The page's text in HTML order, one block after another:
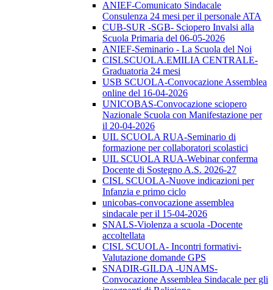
ANIEF-Comunicato Sindacale
Consulenza 24 mesi per il personale ATA
CUB-SUR -SGB- Sciopero Invalsi alla
Scuola Primaria del 06-05-2026
ANIEF-Seminario - La Scuola del Noi
CISLSCUOLA.EMILIA CENTRALE-
Graduatoria 24 mesi
USB SCUOLA-Convocazione Assemblea
online del 16-04-2026
UNICOBAS-Convocazione sciopero
Nazionale Scuola con Manifestazione per
il 20-04-2026
UIL SCUOLA RUA-Seminario di
formazione per collaboratori scolastici
UIL SCUOLA RUA-Webinar conferma
Docente di Sostegno A.S. 2026-27
CISL SCUOLA-Nuove indicazioni per
Infanzia e primo ciclo
unicobas-convocazione assemblea
sindacale per il 15-04-2026
SNALS-Violenza a scuola -Docente
accoltellata
CISL SCUOLA- Incontri formativi-
Valutazione domande GPS
SNADIR-GILDA -UNAMS-
Convocazione Assemblea Sindacale per gli